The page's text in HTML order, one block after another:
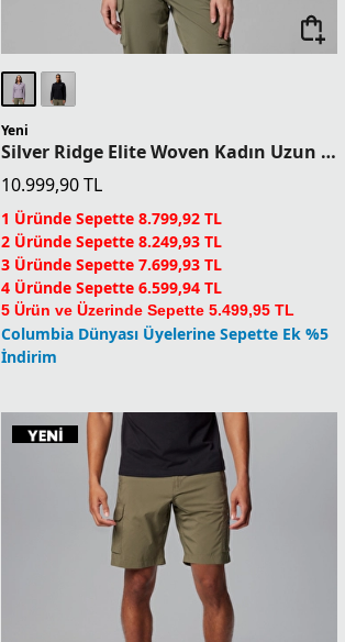
10.999,90
1 Üründe Sepette 8.799,92 TL
2 Üründe Sepette 8.249,93 TL
3 Üründe Sepette 7.699,93 TL
4 Üründe Sepette 6.599,94 TL
5 Ürün ve Üzerinde Sepette 5.499,95 TL
Columbia Dünyası Üyelerine Sepette Ek %5
İndirim